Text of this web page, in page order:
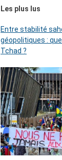
Les plus lus
Entre stabilité
géopolitiques :
Tchad ?